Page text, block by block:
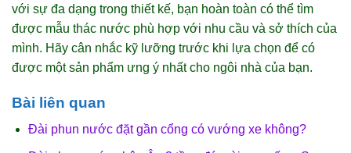
với sự đa dạng trong thiết kế, bạn hoàn toàn có thể tìm
được mẫu thác nước phù hợp với nhu cầu và sở thích của
mình. Hãy cân nhắc kỹ lưỡng trước khi lựa chọn để có
được một sản phẩm ưng ý nhất cho ngôi nhà của bạn.
Bài liên quan
Đài phun nước đặt gần cổng có vướng xe không?